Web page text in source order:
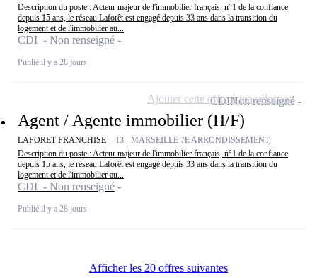
Description du poste : Acteur majeur de l'immobilier français, n°1 de la confiance
depuis 15 ans, le réseau Laforêt est engagé depuis 33 ans dans la transition du
logement et de l'immobilier au...
CDI - Non renseigné
Publié il y a 28 jours
Agent / Agente immobilier (H/F)
LAFORET FRANCHISE - 13 - MARSEILLE 7E ARRONDISSEMENT
Description du poste : Acteur majeur de l'immobilier français, n°1 de la confiance
depuis 15 ans, le réseau Laforêt est engagé depuis 33 ans dans la transition du
logement et de l'immobilier au...
CDI - Non renseigné
Publié il y a 28 jours
CDINon renseigné
Ajouter cette offre à ma sélection
Afficher les 20 offres suivantes